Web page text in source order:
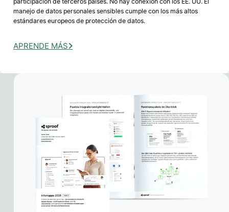
manejo de datos personales sensibles cumple con los más altos
estándares europeos de protección de datos.
APRENDE MÁS